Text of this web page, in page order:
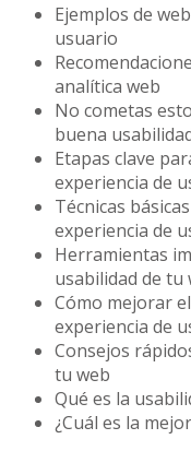
Ejemplos de
usuario
analítica web
No cometas
buena
Etapas clave
experiencia de
Técnicas
experiencia de
Herramientas
usabilidad de tu
Cómo mejorar
experiencia de
Consejos
tu web
Qué es la
¿Cuál es la